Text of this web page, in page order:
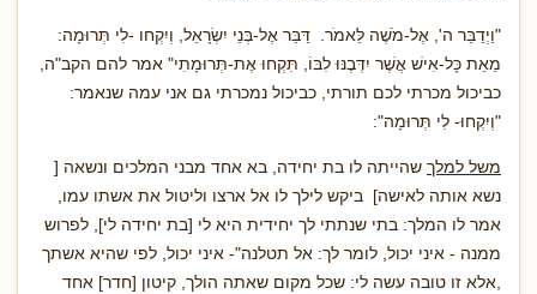
"וַיְדַבֵּר ה', אֶל-מֹשֶׁה לֵּאמֹר. דַּבֵּר אֶל-בְּנֵי יִשְׂרָאֵל, וְיִקְחו -לִי תְּרוּמָה:
מֵאֵת כָּל-אִישׁ אֲשֶׁר יִדְּבֶנּוּ לִבּוֹ, תִּקְחוּ אֶת-תְּרוּמָתִי" אמר להם הקב"ה,
כביכול מכרתי לכם תורתי, כביכול נמכרתי גם אני עמה שנאמר:
"וְיִקְחוּ- לִי תְּרוּמָה":
משל למלך שהייתה לו בת יחידה, בא אחד מבני המלכים ונשאה [
נשא אותה לאישה] ביקש לילך לו אל ארצו וליטול את אשתו עמו,
אמר לו המלך: בתי שנתתי לך יחידית היא לי [בת יחידה לי], לפרוש
ממנה - איני יכול, לומר לך: אל תטלנה"- איני יכול, לפי שהיא אשתך
,אלא זו טובה עשה לי: שכל מקום שאתה הולך, קיטון [חדר] אחד